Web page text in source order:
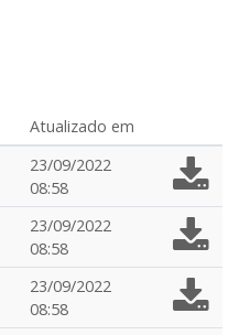
Atualizado em
23/09/2022
08:58
23/09/2022
08:58
23/09/2022
08:58